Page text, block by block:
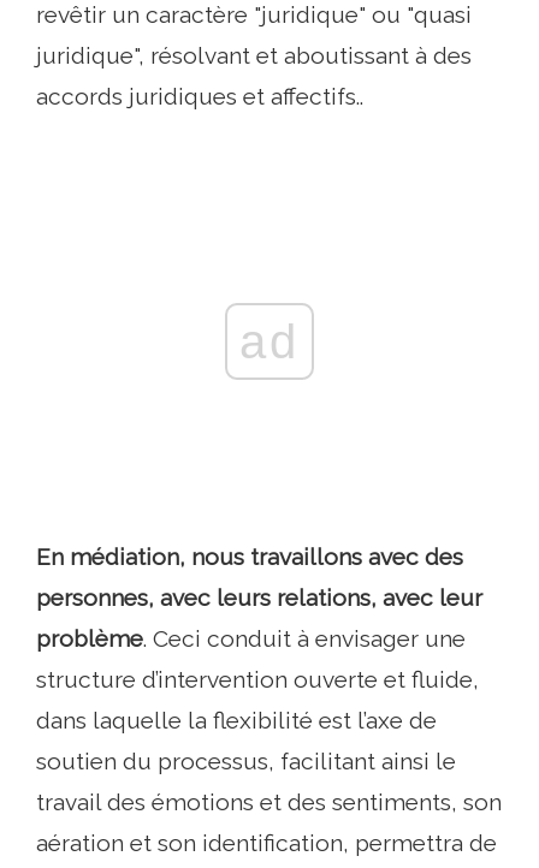
revêtir un caractère "juridique" ou "quasi
juridique", résolvant et aboutissant à des
accords juridiques et affectifs..
ad
En médiation, nous travaillons avec des
personnes, avec leurs relations, avec leur
problème. Ceci conduit à envisager une
structure d’intervention ouverte et fluide,
dans laquelle la flexibilité est l’axe de
soutien du processus, facilitant ainsi le
travail des émotions et des sentiments, son
aération et son identification, permettra de